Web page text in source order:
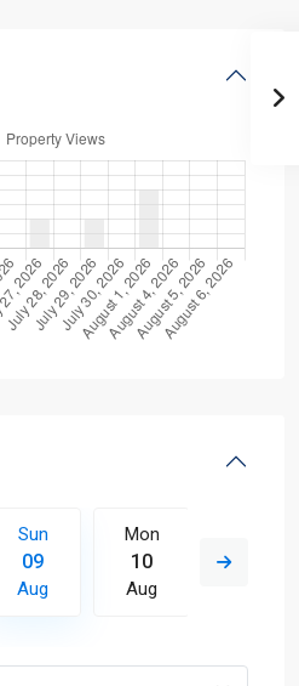
Sun
09
Aug
Mon
10
Aug